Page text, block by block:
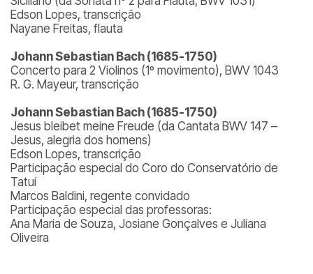
Edson Lopes, transcrição
Nayane Freitas, flauta
Johann Sebastian Bach (1685-1750)
Concerto para 2 Violinos (1º movimento), BWV 1043
R. G. Mayeur, transcrição
Johann Sebastian Bach (1685-1750)
Jesus bleibet meine Freude (da Cantata BWV 147 –
Jesus, alegria dos homens)
Edson Lopes, transcrição
Participação especial do Coro do Conservatório de
Tatuí
Marcos Baldini, regente convidado
Participação especial das professoras:
Ana Maria de Souza, Josiane Gonçalves e Juliana
Oliveira